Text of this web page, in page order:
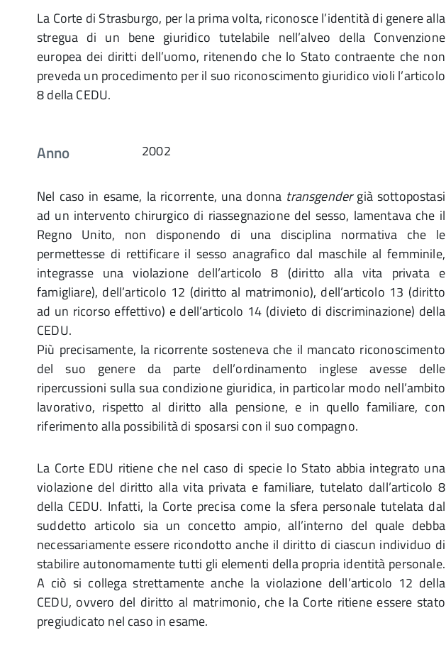
La Corte di Strasburgo, per la prima volta, riconosce l’identità di genere alla
stregua di un bene giuridico tutelabile nell’alveo della Convenzione
europea dei diritti dell’uomo, ritenendo che lo Stato contraente che non
preveda un procedimento per il suo riconoscimento giuridico violi l’articolo
8 della CEDU.
Anno 2002
Nel caso in esame, la ricorrente, una donna transgendergià sottopostasi
ad un intervento chirurgico di riassegnazione del sesso, lamentava che il
Regno Unito, non disponendo di una disciplina normativa che le
permettesse di rettificare il sesso anagrafico dal maschile al femminile,
integrasse una violazione dell’articolo 8 (diritto alla vita privata e
famigliare), dell’articolo 12 (diritto al matrimonio), dell’articolo 13 (diritto
ad un ricorso effettivo) e dell’articolo 14 (divieto di discriminazione) della
CEDU.
Più precisamente, la ricorrente sosteneva che il mancato riconoscimento
del suo genere da parte dell’ordinamento inglese avesse delle
ripercussioni sulla sua condizione giuridica, in particolar modo nell’ambito
lavorativo, rispetto al diritto alla pensione, e in quello familiare, con
riferimento alla possibilità di sposarsi con il suo compagno.
La Corte EDU ritiene che nel caso di specie lo Stato abbia integrato una
violazione del diritto alla vita privata e familiare, tutelato dall’articolo 8
della CEDU. Infatti, la Corte precisa come la sfera personale tutelata dal
suddetto articolo sia un concetto ampio, all’interno del quale debba
necessariamente essere ricondotto anche il diritto di ciascun individuo di
stabilire autonomamente tutti gli elementi della propria identità personale.
A ciò si collega strettamente anche la violazione dell’articolo 12 della
CEDU, ovvero del diritto al matrimonio, che la Corte ritiene essere stato
pregiudicato nel caso in esame.